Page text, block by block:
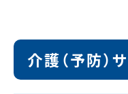
介護（予防）